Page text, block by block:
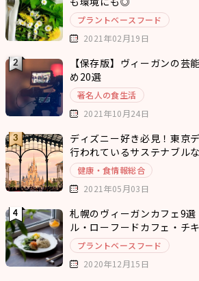
プラントベースフード
2021年02月19日
【保存版】ヴィーガンの芸
め20選
著名人の食生活
2021年10月24日
ディズニー好き必見！東京
行われているサステナブル
健康・食情報総合
2021年05月03日
札幌のヴィーガンカフェ9
ル・ローフードカフェ・チキ
プラントベースフード
2020年12月15日